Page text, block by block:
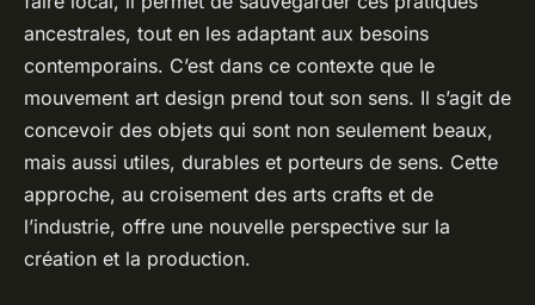
ancestrales, tout en les adaptant aux besoins
contemporains. C’est dans ce contexte que le
mouvement art design prend tout son sens. Il s’agit de
concevoir des objets qui sont non seulement beaux,
mais aussi utiles, durables et porteurs de sens. Cette
approche, au croisement des arts crafts et de
l’industrie, offre une nouvelle perspective sur la
création et la production.